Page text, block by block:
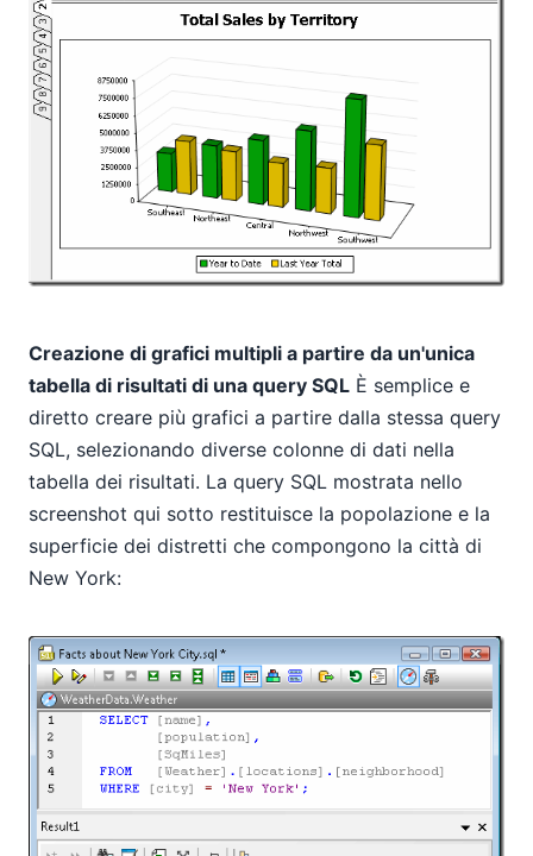
Creazione di grafici multipli a partire da un'unica
tabella di risultati di una query SQL È semplice e
diretto creare più grafici a partire dalla stessa query
SQL, selezionando diverse colonne di dati nella
tabella dei risultati. La query SQL mostrata nello
screenshot qui sotto restituisce la popolazione e la
superficie dei distretti che compongono la città di
New York: